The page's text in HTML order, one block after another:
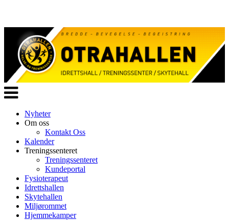
Veksle
navigasjon
Nyheter
Om oss
Kontakt Oss
Kalender
Treningssenteret
Treningssenteret
Kundeportal
Fysioterapeut
Idrettshallen
Skytehallen
Miljørommet
Hjemmekamper